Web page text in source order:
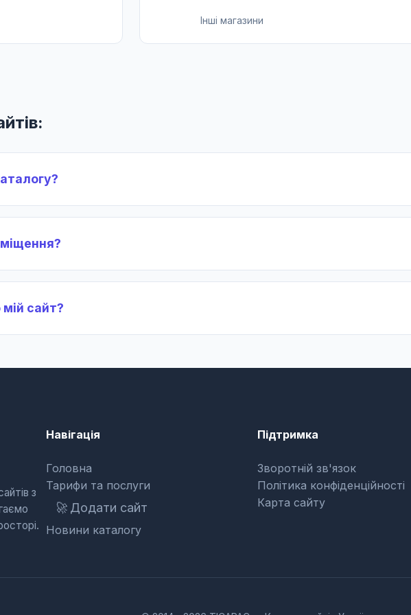
Інші магазини
сайт?
з
Навігація
Головна
Тарифи та послуги
🚀Додати сайт
Новини каталогу
Підтримка
Зворотній зв'язок
Політика конфіденційності
Карта сайту